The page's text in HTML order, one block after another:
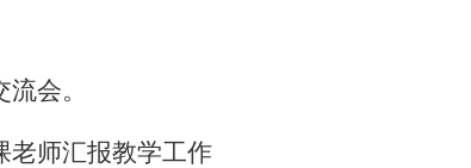
会。
老师汇报教学工作